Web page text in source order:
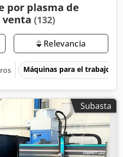
por plasma de
venta (132)
Relevancia
Máquinas para el trabajo
Subasta